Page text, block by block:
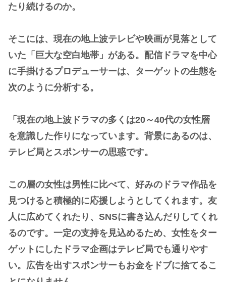
たり続けるのか。
そこには、現在の地上波テレビや映画が見落として
いた「巨大な空白地帯」がある。配信ドラマを中心
に手掛けるプロデューサーは、ターゲットの生態を
次のように分析する。
「現在の地上波ドラマの多くは20～40代の女性層
を意識した作りになっています。背景にあるのは、
テレビ局とスポンサーの思惑です。
この層の女性は男性に比べて、好みのドラマ作品を
見つけると積極的に応援しようとしてくれます。友
人に広めてくれたり、SNSに書き込んだりしてくれ
るのです。一定の支持を見込めるため、女性をター
ゲットにしたドラマ企画はテレビ局でも通りやす
い。広告を出すスポンサーもお金をドブに捨てるこ